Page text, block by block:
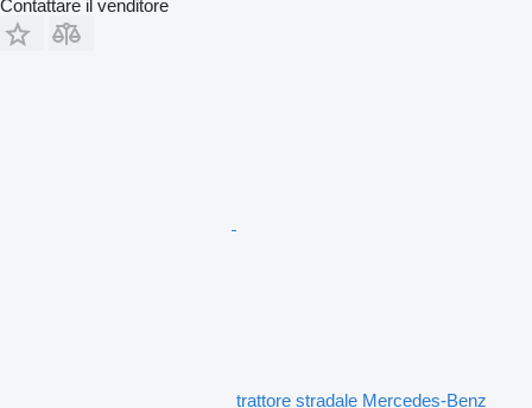
Contattare il venditore
trattore stradale Mercedes-Benz